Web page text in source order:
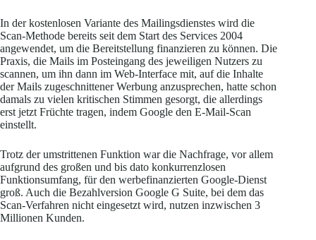
In der kostenlosen Variante des Mailingsdienstes wird die
Scan-Methode bereits seit dem Start des Services 2004
angewendet, um die Bereitstellung finanzieren zu können. Die
Praxis, die Mails im Posteingang des jeweiligen Nutzers zu
scannen, um ihn dann im Web-Interface mit, auf die Inhalte
der Mails zugeschnittener Werbung anzusprechen, hatte schon
damals zu vielen kritischen Stimmen gesorgt, die allerdings
erst jetzt Früchte tragen, indem Google den E-Mail-Scan
einstellt.
Trotz der umstrittenen Funktion war die Nachfrage, vor allem
aufgrund des großen und bis dato konkurrenzlosen
Funktionsumfang, für den werbefinanzierten Google-Dienst
groß. Auch die Bezahlversion Google G Suite, bei dem das
Scan-Verfahren nicht eingesetzt wird, nutzen inzwischen 3
Millionen Kunden.